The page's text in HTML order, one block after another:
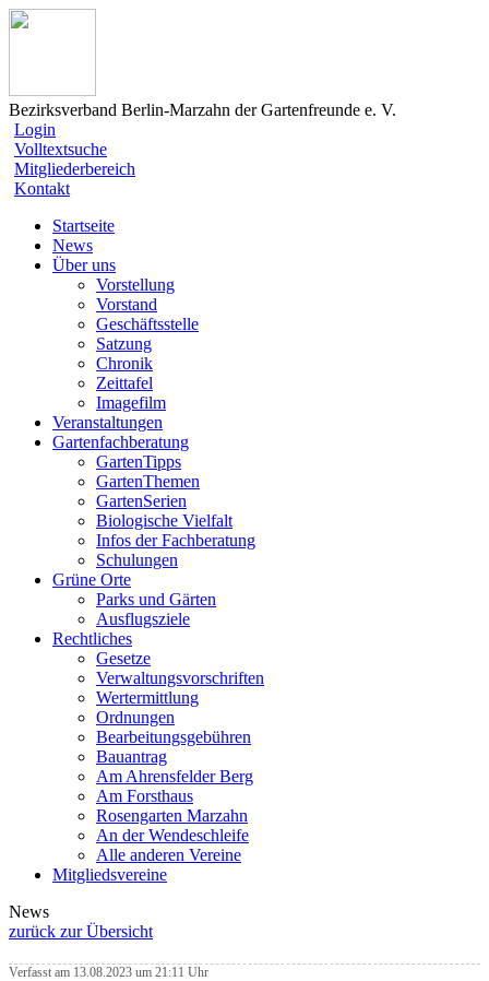
Bezirksverband Berlin-Marzahn der Gartenfreunde e. V.
Login
Volltextsuche
Mitgliederbereich
Kontakt
Startseite
News
Über uns
Vorstellung
Vorstand
Geschäftsstelle
Satzung
Chronik
Zeittafel
Imagefilm
Veranstaltungen
Gartenfachberatung
GartenTipps
GartenThemen
GartenSerien
Biologische Vielfalt
Infos der Fachberatung
Schulungen
Grüne Orte
Parks und Gärten
Ausflugsziele
Rechtliches
Gesetze
Verwaltungsvorschriften
Wertermittlung
Ordnungen
Bearbeitungsgebühren
Bauantrag
Am Ahrensfelder Berg
Am Forsthaus
Rosengarten Marzahn
An der Wendeschleife
Alle anderen Vereine
Mitgliedsvereine
News
zurück zur Übersicht
Verfasst am 13.08.2023 um 21:11 Uhr